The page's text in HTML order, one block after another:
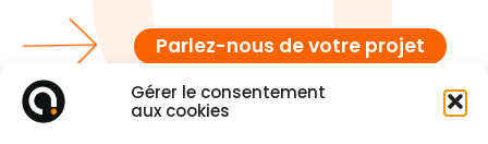
Gérer le consentement
aux cookies
Parlez-nous de votre projet